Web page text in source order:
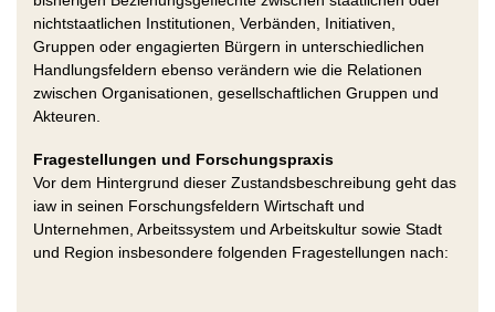
nichtstaatlichen Institutionen, Verbänden, Initiativen,
Gruppen oder engagierten Bürgern in unterschiedlichen
Handlungsfeldern ebenso verändern wie die Relationen
zwischen Organisationen, gesellschaftlichen Gruppen und
Akteuren.
Fragestellungen und Forschungspraxis
Vor dem Hintergrund dieser Zustandsbeschreibung geht das
iaw in seinen Forschungsfeldern Wirtschaft und
Unternehmen, Arbeitssystem und Arbeitskultur sowie Stadt
und Region insbesondere folgenden Fragestellungen nach: